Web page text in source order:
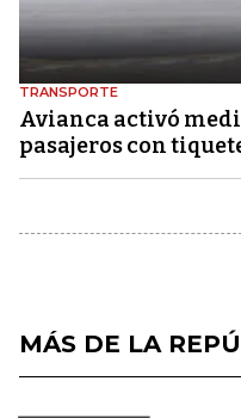
TRANSPORTE
Avianca activó
pasajeros con
MÁS DE LA